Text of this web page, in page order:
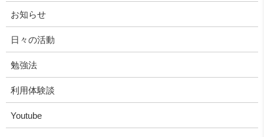
お知らせ
日々の活動
勉強法
利用体験談
Youtube